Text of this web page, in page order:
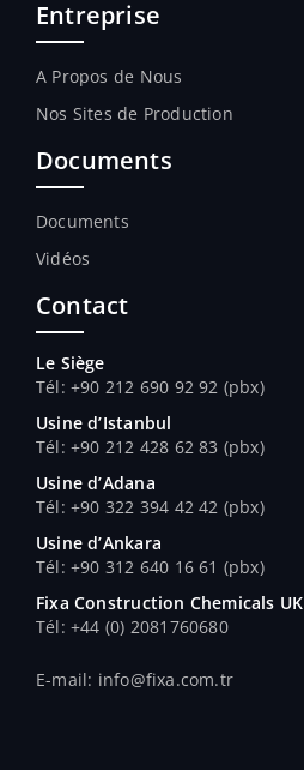
Entreprise
A Propos de Nous
Nos Sites de Production
Documents
Documents
Vidéos
Contact
Le Siège
Tél: +90 212 690 92 92 (pbx)
Usine d’Istanbul
Tél: +90 212 428 62 83 (pbx)
Usine d’Adana
Tél: +90 322 394 42 42 (pbx)
Usine d’Ankara
Tél: +90 312 640 16 61 (pbx)
Fixa Construction Chemicals UK
Tél: +44 (0) 2081760680
E-mail: info@fixa.com.tr